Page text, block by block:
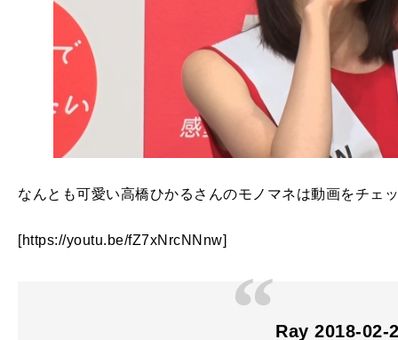
なんとも可愛い高橋ひかるさんのモノマネは動画をチェ
[https://youtu.be/fZ7xNrcNNnw]
Ray 2018-02-